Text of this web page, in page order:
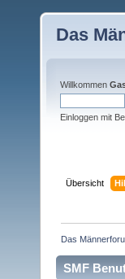
Das
Willkommen
Einloggen mit
Übersicht
Das
SMF